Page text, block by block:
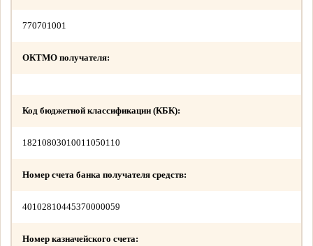
770701001
ОКТМО получателя:
Код бюджетной классификации (КБК):
18210803010011050110
Номер счета банка получателя средств:
40102810445370000059
Номер казначейского счета: